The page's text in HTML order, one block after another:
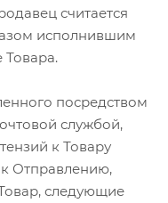
считается
исполнившим
Товара.
посредством
службой,
к Товару
Отправлению,
следующие